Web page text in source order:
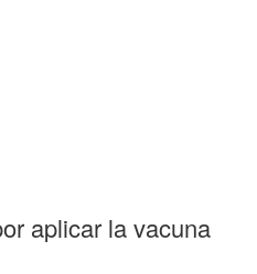
aplicar la vacuna